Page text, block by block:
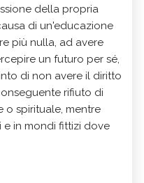
della propria
di un'educazione
più nulla, ad avere
un futuro per sé,
di non avere il diritto
rifiuto di
o spirituale, mentre
e in mondi fittizi dove